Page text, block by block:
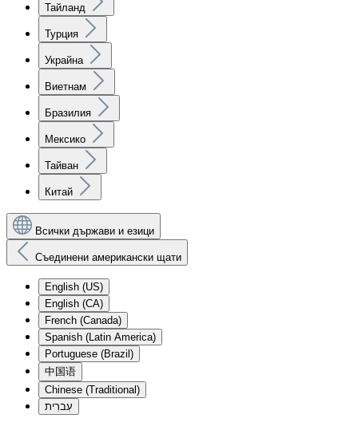
Тайланд
Турция
Украйна
Виетнам
Бразилия
Мексико
Тайван
Китай
Всички държави и езици
Съединени американски щати
English (US)
English (CA)
French (Canada)
Spanish (Latin America)
Portuguese (Brazil)
中国语
Chinese (Traditional)
עִברִית